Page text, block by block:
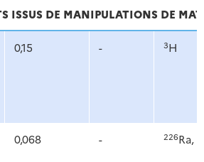
ISSUS DE MANIPULATIONS DE
0,15 - 3H
0,068 - 226Ra,